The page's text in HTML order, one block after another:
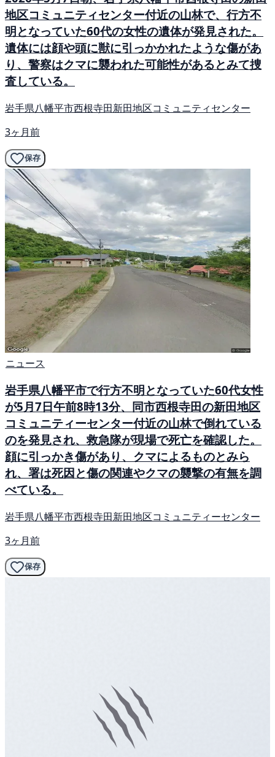
地区コミュニティセンター付近の山林で、行方不
明となっていた60代の女性の遺体が発見された。
遺体には顔や頭に獣に引っかかれたような傷があ
り、警察はクマに襲われた可能性があるとみて捜
査している。
岩手県八幡平市西根寺田新田地区コミュニティセンター
3ヶ月前
保存
ニュース
岩手県八幡平市で行方不明となっていた60代女性
が5月7日午前8時13分、同市西根寺田の新田地区
コミュニティーセンター付近の山林で倒れている
のを発見され、救急隊が現場で死亡を確認した。
顔に引っかき傷があり、クマによるものとみら
れ、署は死因と傷の関連やクマの襲撃の有無を調
べている。
岩手県八幡平市西根寺田新田地区コミュニティーセンター
3ヶ月前
保存